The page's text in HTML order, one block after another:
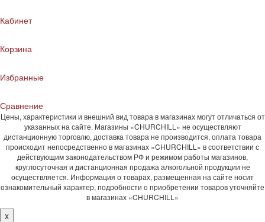
Кабинет
Корзина
Избранные
Сравнение
Цены, характеристики и внешний вид товара в магазинах могут отличаться от
указанных на сайте. Магазины «CHURCHILL» не осуществляют
дистанционную торговлю, доставка товара не производится, оплата товара
происходит непосредственно в магазинах «CHURCHILL» в соответствии с
действующим законодательством РФ и режимом работы магазинов,
круглосуточная и дистанционная продажа алкогольной продукции не
осуществляется. Информация о товарах, размещенная на сайте носит
ознакомительный характер, подробности о приобретении товаров уточняйте
в магазинах «CHURCHILL»
x